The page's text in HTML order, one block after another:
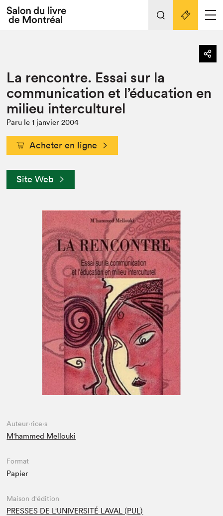
Espace médias
Espace enseignant·e·s
Espace pro
Actualités
Vidéos et Balados
Club de lecture Braindate
Nos activités
Édition 2022
Nous connaître
Projets partenaires 2022
Liens pratiques
La rencontre. Essai sur la
communication et l’éducation en
milieu interculturel
Paru le 1 janvier 2004
Acheter en ligne
Site Web
Auteur·rice·s
M'hammed Mellouki
Format
Papier
Maison d'édition
PRESSES DE L'UNIVERSITÉ LAVAL (PUL)